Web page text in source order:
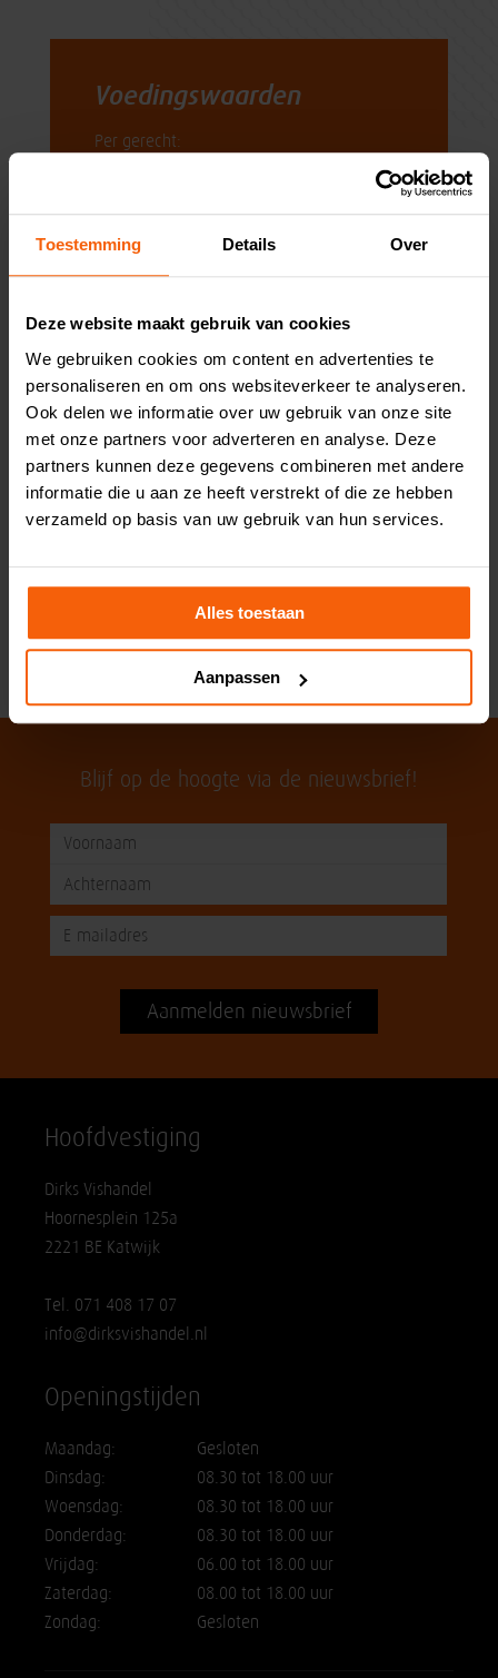
Toestemming Details Over
Deze website maakt gebruik van cookies
We gebruiken cookies om content en advertenties te
personaliseren en om ons websiteverkeer te analyseren.
Ook delen we informatie over uw gebruik van onze site
met onze partners voor adverteren en analyse. Deze
partners kunnen deze gegevens combineren met andere
informatie die u aan ze heeft verstrekt of die ze hebben
verzameld op basis van uw gebruik van hun services.
Alles toestaan
Aanpassen
Voedingswaarden
Per gerecht:
Energie 477 kcal
Eiwit 34,7 gram
Koolhydraten 49,6 gram
Vezels 10,5 gram
Zout 0,9 gram
Naar alle recepten
Blijf op de hoogte via de nieuwsbrief!
Aanmelden nieuwsbrief
Hoofdvestiging
Dirks Vishandel
Hoornesplein 125a
2221 BE Katwijk
Tel. 071 408 17 07
info@dirksvishandel.nl
Openingstijden
Maandag:
Gesloten
Dinsdag:
08.30 tot 18.00 uur
Woensdag:
08.30 tot 18.00 uur
Donderdag:
08.30 tot 18.00 uur
Vrijdag:
06.00 tot 18.00 uur
Zaterdag:
08.00 tot 18.00 uur
Zondag:
Gesloten